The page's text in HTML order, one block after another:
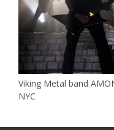
Viking Metal band
NYC